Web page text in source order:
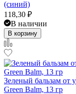
(синий)
118,30 ₽
В наличии
В корзину
Зеленый бальзам от
Green Balm, 13 гр